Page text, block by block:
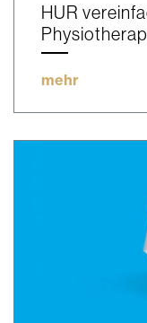
HUR
mehr